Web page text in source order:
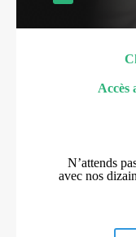
Accès
N’attends
avec nos